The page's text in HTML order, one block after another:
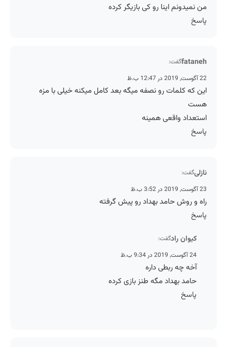
من نمیدونم اینا رو کی بازیگر کرده
پاسخ
fatanehگفت:
22 آگوست, 2019 در 12:47 ب.ظ
این که کلمات رو نصفه میگه بعد کامل میکنه خیلی با مزه
هست
استعداد واقعی همینه
پاسخ
نازلیگفت:
23 آگوست, 2019 در 3:52 ب.ظ
راه و روش حامد بهداد رو پیش گرفته
پاسخ
کیوان رادگفت:
24 آگوست, 2019 در 9:34 ب.ظ
آخه چه ربطی داره
حامد بهداد مگه طنز بازی کرده
پاسخ